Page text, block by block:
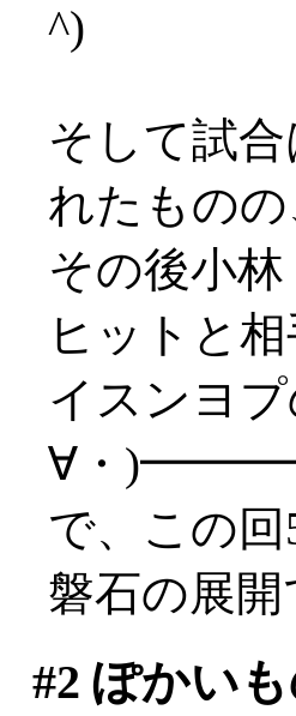
^)
そして試
れたものの
その後小
ヒットと
イスンヨ
∀・
で、この
磐石の展開
#2 ぽかい